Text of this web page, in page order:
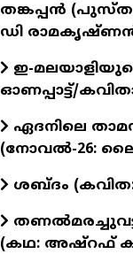
തങ്കപ്പന്‍
ഡി
ഇ-
ഓണപ്പാട്ട്/
ഏദനിലെ
(നോവല്‍-26:
ശബ്ദം (കവിത:
(കഥ: അഷ്‌റഫ്